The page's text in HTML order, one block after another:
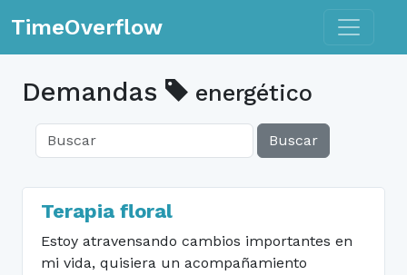
TimeOverflow Toggle
Demandas energético
Buscar
Terapia floral
Estoy atravensando cambios importantes en
mi vida, quisiera un acompañamiento